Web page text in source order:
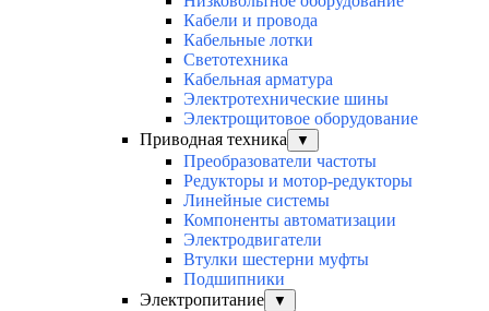
Кабели и провода
Кабельные лотки
Светотехника
Кабельная арматура
Электротехнические шины
Электрощитовое оборудование
Приводная техника
▼
Преобразователи частоты
Редукторы и мотор-редукторы
Линейные системы
Компоненты автоматизации
Электродвигатели
Втулки шестерни муфты
Подшипники
Электропитание
▼